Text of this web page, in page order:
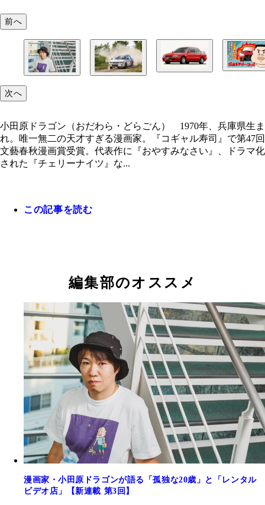
なさい』、ドラマ化された『チェリーナイツ』な
新作に『今夜は車内でおやすみなさい。』
23年間、常に進化を続けてきたランサーエボリュ
『堀田エボリューション』（©小田原ドラゴン／集
社）は毎月第2／第4土曜日に更新。現在、全話無
前へ
次へ
小田原ドラゴン（おだわら・どらごん） 1970年、兵庫県生ま
れ。唯一無二の天才すぎる漫画家。『コギャル寿司』で第47回
文藝春秋漫画賞受賞。代表作に『おやすみなさい』、ドラマ化
された『チェリーナイツ』な...
この記事を読む
編集部のオススメ
漫画家・小田原ドラゴンが語る「孤独な20歳」と「レンタル
ビデオ店」【新連載 第3回】